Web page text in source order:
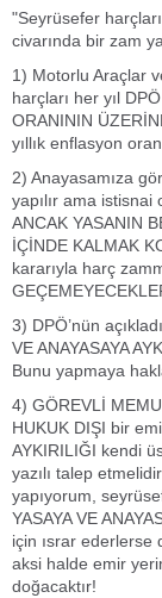
"Seyrüsefer
civarında bir zam
1) Motorlu Araçlar
harçları her yıl
ORANININ
yıllık enflasyon
2) Anayasamıza
yapılır ama
ANCAK YASANIN
İÇİNDE KALMAK
kararıyla harç
3) DPÖ’nün
VE ANAYASAYA
Bunu yapmaya
4) GÖREVLİ
HUKUK DIŞI bir
AYKIRILIĞI kendi
yazılı talep
yapıyorum,
YASAYA VE
için ısrar ederlerse
aksi halde emir
doğacaktır!